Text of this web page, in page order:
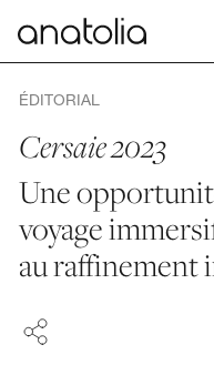
Céramique + Porcelaine
Pierre naturelle
Dalle sintérisée
ÉDITORIAL
Cersaie 2023
Une
voyage
au raffinement
FACEBOOK
PINTEREST